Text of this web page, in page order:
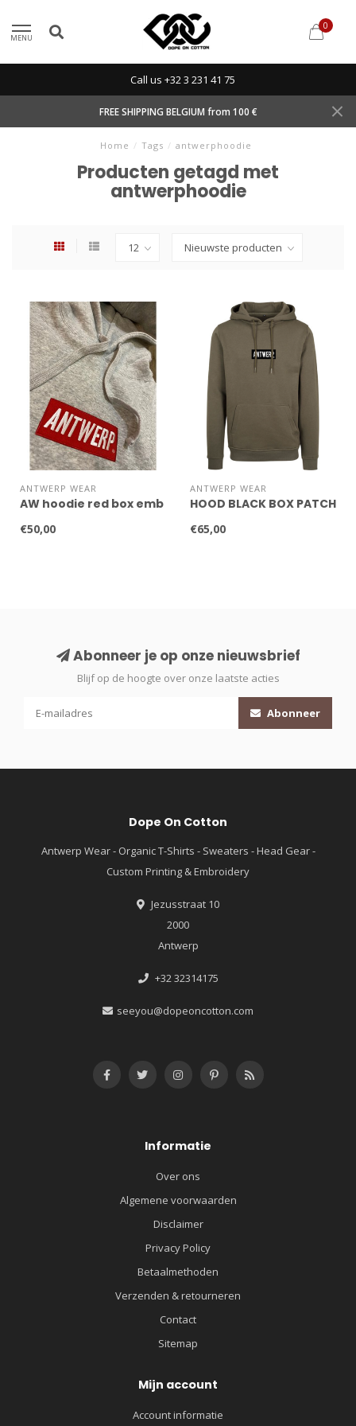
MENU
0
Call us +32 3 231 41 75
FREE SHIPPING BELGIUM from 100 €
Home / Tags / antwerphoodie
Producten getagd met
antwerphoodie
ANTWERP WEAR
AW hoodie red box emb
€50,00
ANTWERP WEAR
HOOD BLACK BOX PATCH
€65,00
Abonneer je op onze nieuwsbrief
Blijf op de hoogte over onze laatste acties
Abonneer
Dope On Cotton
Antwerp Wear - Organic T-Shirts - Sweaters - Head Gear -
Custom Printing & Embroidery
Jezusstraat 10
2000
Antwerp
+32 32314175
seeyou@dopeoncotton.com
Informatie
Over ons
Algemene voorwaarden
Disclaimer
Privacy Policy
Betaalmethoden
Verzenden & retourneren
Contact
Sitemap
Mijn account
Account informatie